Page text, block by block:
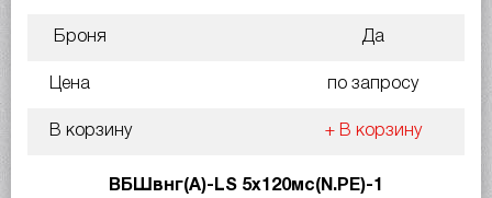
Броня Да
Цена по запросу
В корзину + В корзину
ВБШвнг(A)-LS 5х120мс(N.PE)-1